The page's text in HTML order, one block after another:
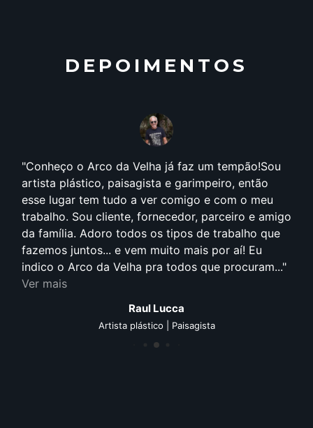
DEPOIMENTOS
Conheço o Arco da Velha já faz um tempão!Sou
artista plástico, paisagista e garimpeiro, então
esse lugar tem tudo a ver comigo e com o meu
trabalho. Sou cliente, fornecedor, parceiro e amigo
da família. Adoro todos os tipos de trabalho que
fazemos juntos... e vem muito mais por aí! Eu
indico o Arco da Velha pra todos que procuram...
Ver mais
Raul Lucca
Artista plástico | Paisagista